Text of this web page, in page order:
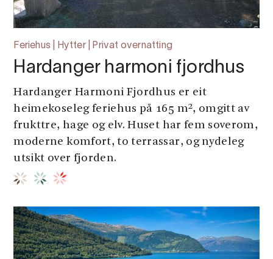
Feriehus | Hytter | Privat overnatting
Hardanger harmoni fjordhus
Hardanger Harmoni Fjordhus er eit
heimekoseleg feriehus på 165 m², omgitt av
frukttre, hage og elv. Huset har fem soverom,
moderne komfort, to terrassar, og nydeleg
utsikt over fjorden.